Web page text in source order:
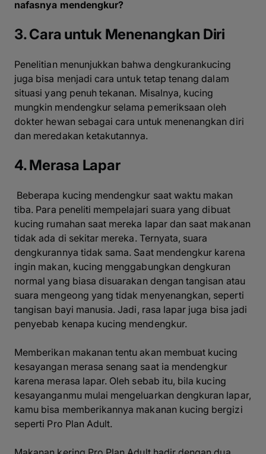
nafasnya mendengkur?
3. Cara untuk Menenangkan Diri
Penelitian menunjukkan bahwa dengkurankucing
juga bisa menjadi cara untuk tetap tenang dalam
situasi yang penuh tekanan. Misalnya, kucing
mungkin mendengkur selama pemeriksaan oleh
dokter hewan sebagai cara untuk menenangkan diri
dan meredakan ketakutannya.
4. Merasa Lapar
Beberapa kucing mendengkur saat waktu makan
tiba. Para peneliti mempelajari suara yang dibuat
kucing rumahan saat mereka lapar dan saat makanan
tidak ada di sekitar mereka. Ternyata, suara
dengkurannya tidak sama. Saat mendengkur karena
ingin makan, kucing menggabungkan dengkuran
normal yang biasa disuarakan dengan tangisan atau
suara mengeong yang tidak menyenangkan, seperti
tangisan bayi manusia. Jadi, rasa lapar juga bisa jadi
penyebab kenapa kucing mendengkur.
Memberikan makanan tentu akan membuat kucing
kesayangan merasa senang saat ia mendengkur
karena merasa lapar. Oleh sebab itu, bila kucing
kesayanganmu mulai mengeluarkan dengkuran lapar,
kamu bisa memberikannya makanan kucing bergizi
seperti Pro Plan Adult.